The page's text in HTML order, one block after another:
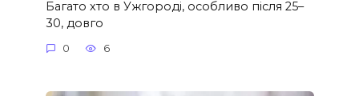
Багато хто в Ужгороді, особливо після 25–
30, довго
0 6